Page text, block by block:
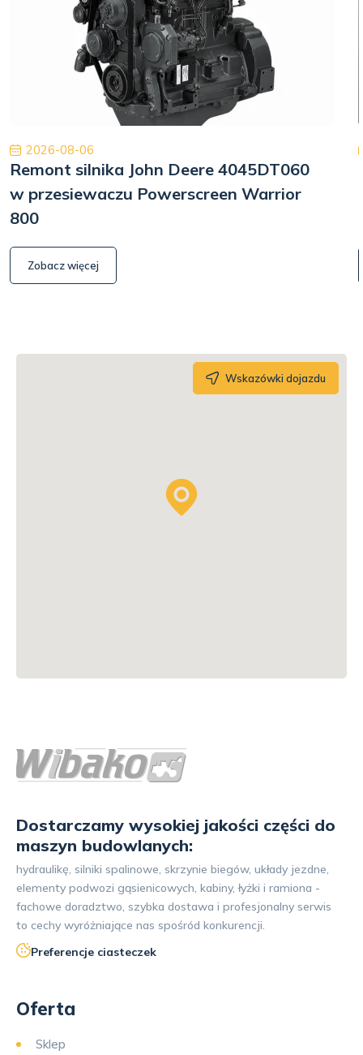
2026-08-06
Remont silnika John Deere 4045DT060
w przesiewaczu Powerscreen Warrior
800
Zobacz więcej
Wskazówki dojazdu
Dostarczamy wysokiej jakości części do
maszyn budowlanych:
hydraulikę, silniki spalinowe, skrzynie biegów, układy jezdne,
elementy podwozi gąsienicowych, kabiny, łyżki i ramiona -
fachowe doradztwo, szybka dostawa i profesjonalny serwis
to cechy wyróżniające nas spośród konkurencji.
Preferencje ciasteczek
Oferta
Sklep